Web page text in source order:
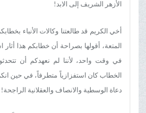
الأزهر الشریف إلی الابد!
أخي الکریم قد طالعتنا وکالات الأنباء
المتعة، أقولها بصراحة أن خطابکم هذا أثار
في وقت واحد، لأننا لم نعهدکم أن
الخطاب کان استفزازیاً متطرفاً، في حین
دعاة الوسطیة والانصاف والعقلانیة الراجحة!